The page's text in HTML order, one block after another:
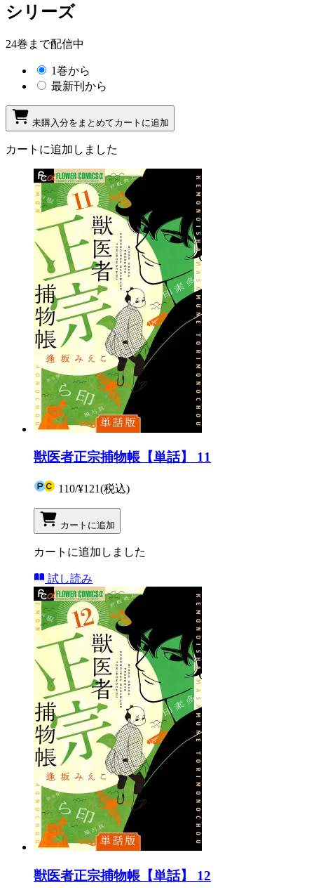
シリーズ
24巻まで配信中
1巻から
最新刊から
未購入分をまとめてカートに追加
カートに追加しました
獣医者正宗捕物帳【単話】 11
110/¥121(税込)
カートに追加
カートに追加しました
試し読み
獣医者正宗捕物帳【単話】 12